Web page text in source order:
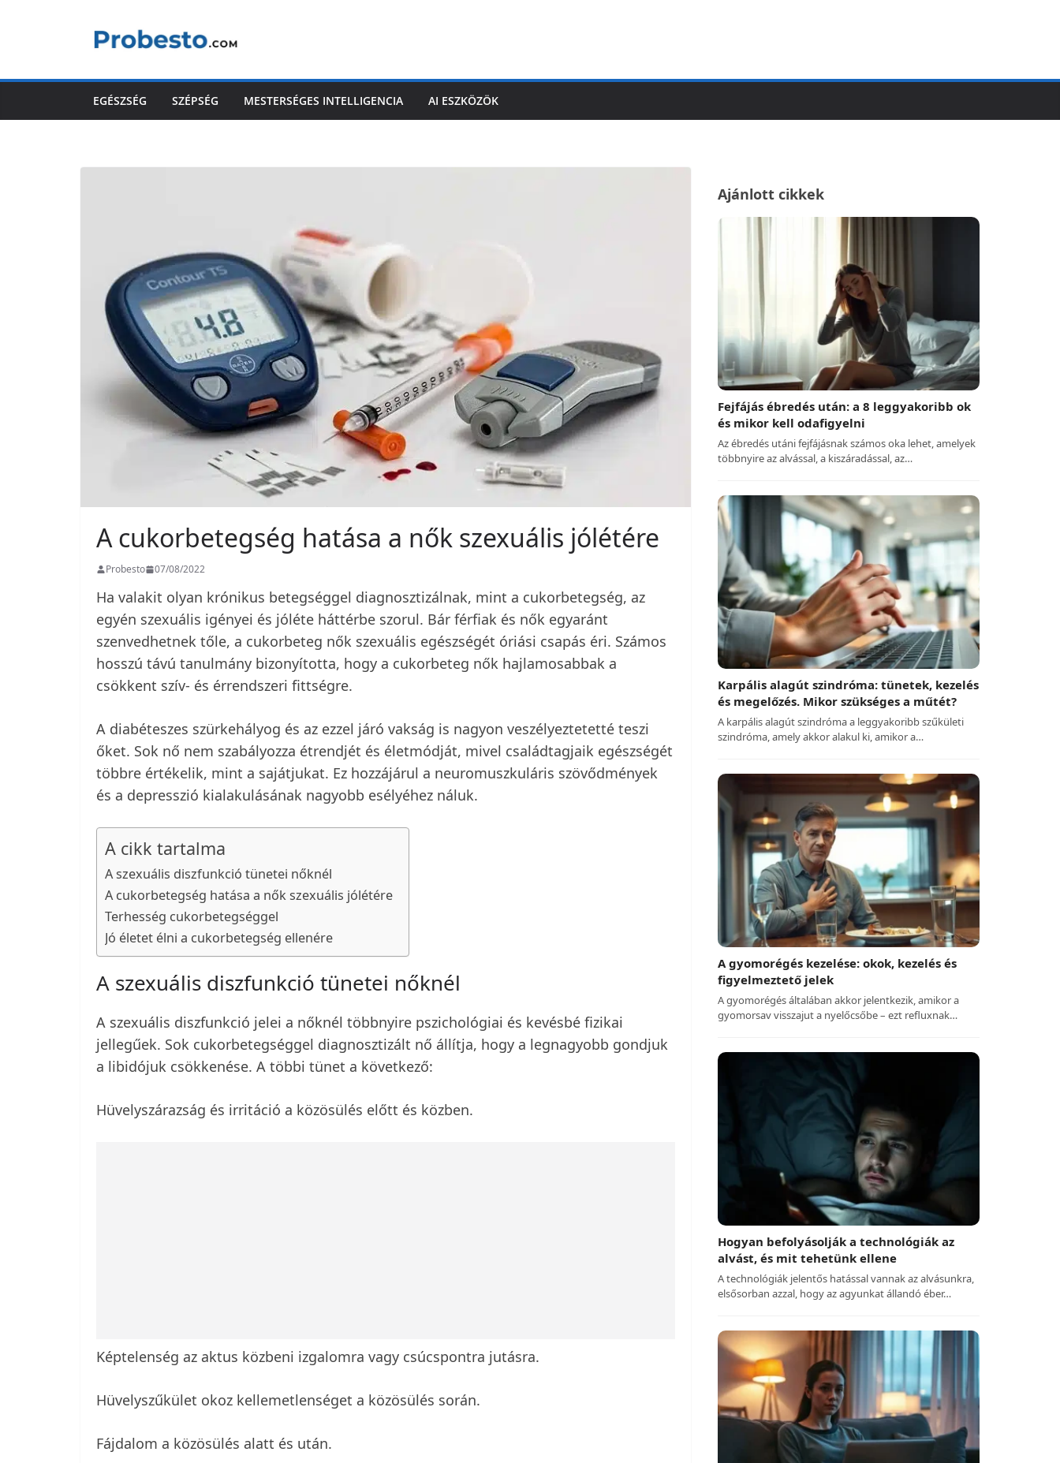
EGÉSZSÉG SZÉPSÉG MESTERSÉGES INTELLIGENCIA AI ESZKÖZÖK
A cukorbetegség hatása a nők szexuális jólétére
Probesto 07/08/2022
Ha valakit olyan krónikus betegséggel diagnosztizálnak, mint a cukorbetegség, az
egyén szexuális igényei és jóléte háttérbe szorul. Bár férfiak és nők egyaránt
szenvedhetnek tőle, a cukorbeteg nők szexuális egészségét óriási csapás éri. Számos
hosszú távú tanulmány bizonyította, hogy a cukorbeteg nők hajlamosabbak a
csökkent szív- és érrendszeri fittségre.
A diabéteszes szürkehályog és az ezzel járó vakság is nagyon veszélyeztetetté teszi
őket. Sok nő nem szabályozza étrendjét és életmódját, mivel családtagjaik egészségét
többre értékelik, mint a sajátjukat. Ez hozzájárul a neuromuszkuláris szövődmények
és a depresszió kialakulásának nagyobb esélyéhez náluk.
A cikk tartalma
A szexuális diszfunkció tünetei nőknél
A cukorbetegség hatása a nők szexuális jólétére
Terhesség cukorbetegséggel
Jó életet élni a cukorbetegség ellenére
A szexuális diszfunkció tünetei nőknél
A szexuális diszfunkció jelei a nőknél többnyire pszichológiai és kevésbé fizikai
jellegűek. Sok cukorbetegséggel diagnosztizált nő állítja, hogy a legnagyobb gondjuk
a libidójuk csökkenése. A többi tünet a következő:
Hüvelyszárazság és irritáció a közösülés előtt és közben.
Képtelenség az aktus közbeni izgalomra vagy csúcspontra jutásra.
Hüvelyszűkület okoz kellemetlenséget a közösülés során.
Fájdalom a közösülés alatt és után.
Ajánlott cikkek
Fejfájás ébredés után: a 8 leggyakoribb ok
és mikor kell odafigyelni
Az ébredés utáni fejfájásnak számos oka lehet, amelyek
többnyire az alvással, a kiszáradással, az…
Karpális alagút szindróma: tünetek, kezelés
és megelőzés. Mikor szükséges a műtét?
A karpális alagút szindróma a leggyakoribb szűkületi
szindróma, amely akkor alakul ki, amikor a…
A gyomorégés kezelése: okok, kezelés és
figyelmeztető jelek
A gyomorégés általában akkor jelentkezik, amikor a
gyomorsav visszajut a nyelőcsőbe – ezt refluxnak…
Hogyan befolyásolják a technológiák az
alvást, és mit tehetünk ellene
A technológiák jelentős hatással vannak az alvásunkra,
elsősorban azzal, hogy az agyunkat állandó éber…